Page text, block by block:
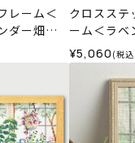
レーム＜
ダー畑の
クロスステ
ーム＜ラベ
¥5,060 (税